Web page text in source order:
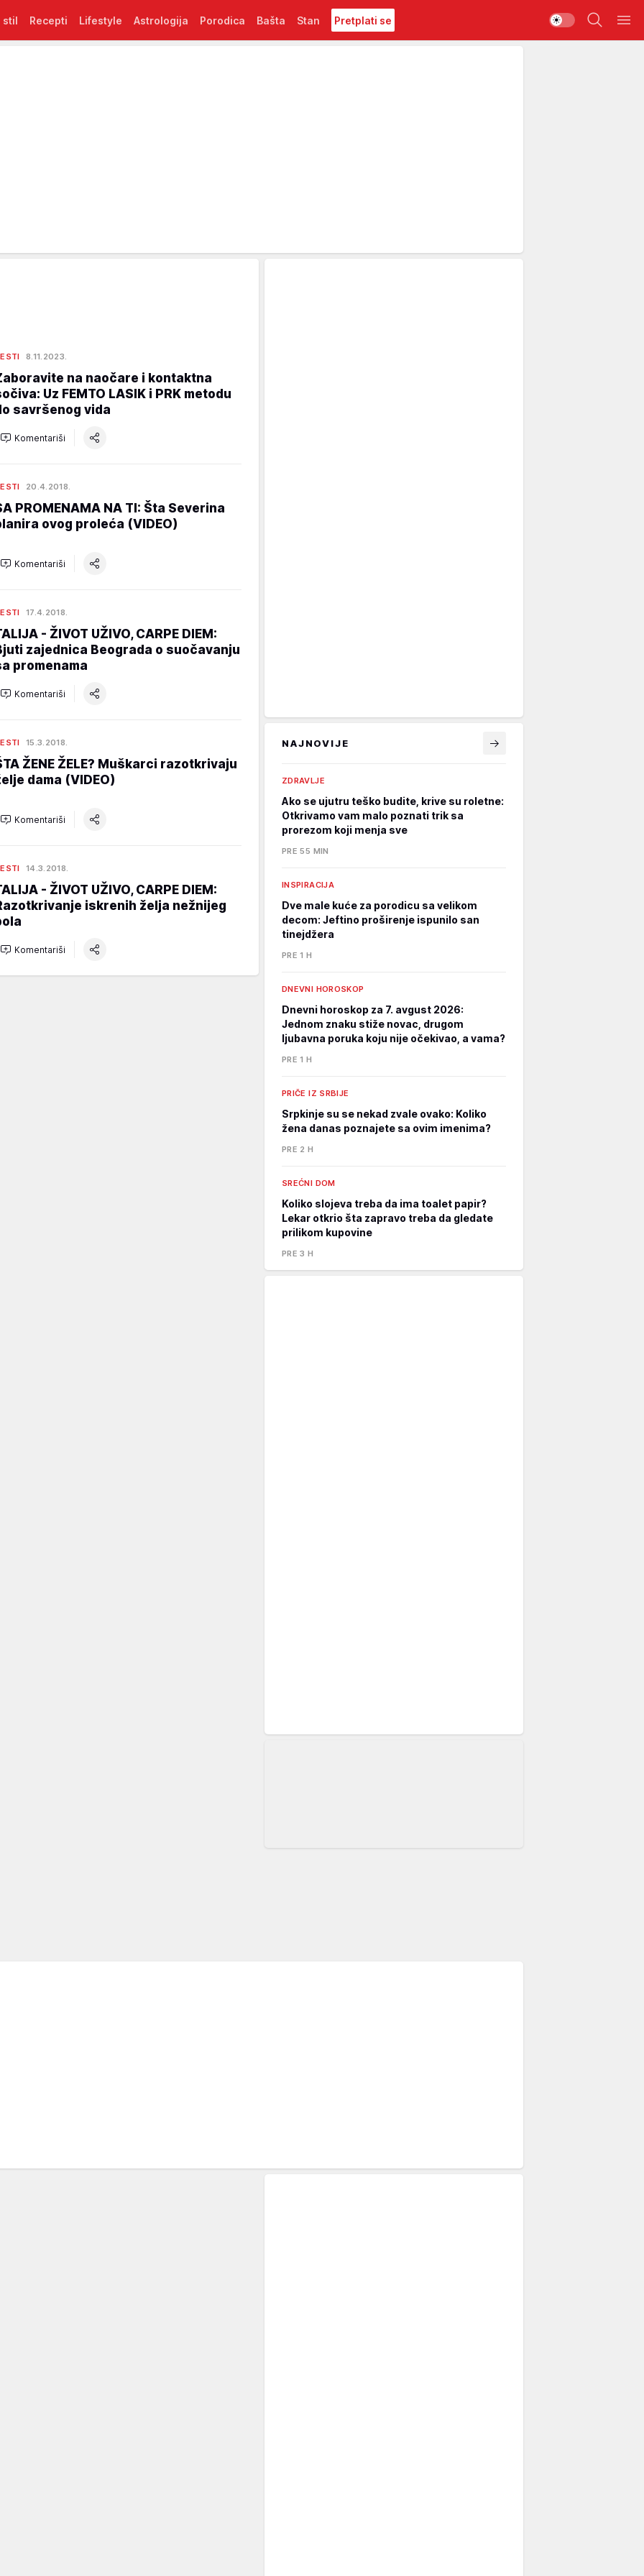
stil Recepti Lifestyle Astrologija Porodica Bašta Stan Pretplati se
8.11.2023.
na naočare i kontaktna
Uz FEMTO LASIK i PRK metodu
savršenog vida
Komentariši
20.4.2018.
PROMENAMA NA TI: Šta Severina
ovog proleća (VIDEO)
Komentariši
17.4.2018.
- ŽIVOT UŽIVO, CARPE DIEM:
zajednica Beograda o suočavanju
promenama
Komentariši
15.3.2018.
ŽENE ŽELE? Muškarci razotkrivaju
dama (VIDEO)
Komentariši
14.3.2018.
- ŽIVOT UŽIVO, CARPE DIEM:
iskrenih želja nežnijeg
Komentariši
NAJNOVIJE
ZDRAVLJE
Ako se ujutru teško budite, krive su roletne:
Otkrivamo vam malo poznati trik sa
prorezom koji menja sve
PRE 55 MIN
INSPIRACIJA
Dve male kuće za porodicu sa velikom
decom: Jeftino proširenje ispunilo san
tinejdžera
PRE 1 H
DNEVNI HOROSKOP
Dnevni horoskop za 7. avgust 2026:
Jednom znaku stiže novac, drugom
ljubavna poruka koju nije očekivao, a vama?
PRE 1 H
PRIČE IZ SRBIJE
Srpkinje su se nekad zvale ovako: Koliko
žena danas poznajete sa ovim imenima?
PRE 2 H
SREĆNI DOM
Koliko slojeva treba da ima toalet papir?
Lekar otkrio šta zapravo treba da gledate
prilikom kupovine
PRE 3 H